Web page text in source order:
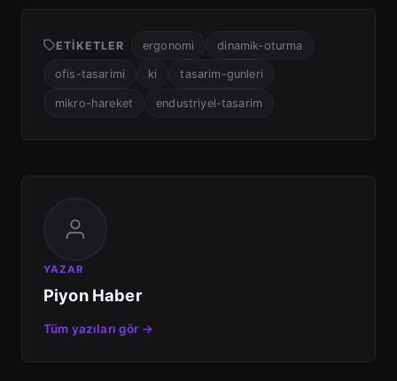
ETIKETLER ergonomi dinamik-oturma
ofis-tasarimi ki tasarim-gunleri
mikro-hareket endustriyel-tasarim
YAZAR
Piyon Haber
Tüm yazıları gör →